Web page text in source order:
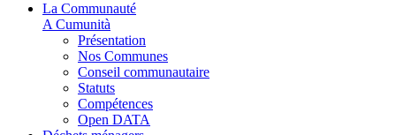
La Communauté
A Cumunità
Présentation
Nos Communes
Conseil communautaire
Statuts
Compétences
Open DATA